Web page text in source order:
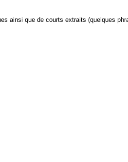
ainsi que de courts extraits (quelques